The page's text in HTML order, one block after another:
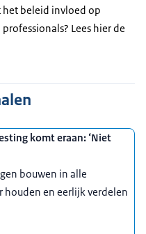
beleid invloed op
Lees hier de
komt eraan: ‘Niet
bouwen in alle
en eerlijk verdelen